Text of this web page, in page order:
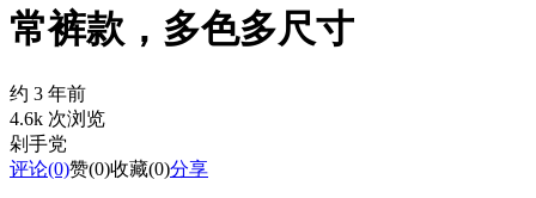
常裤款，多色多尺寸
约 3 年前
4.6k 次浏览
剁手党
评论(0)赞(0)收藏(0)分享